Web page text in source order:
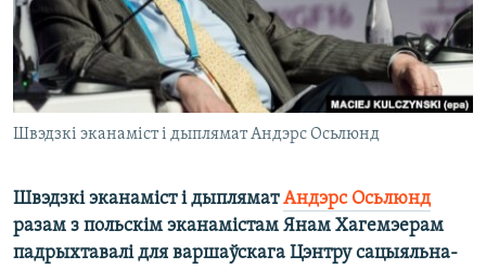
Швэдзкі эканаміст і дыплямат Андэрс Осьлюнд
Швэдзкі эканаміст і дыпляматАндэрс Осьлюнд
разам з польскім эканамістам Янам Хагемэерам
падрыхтавалі для варшаўскага Цэнтру сацыяльна-